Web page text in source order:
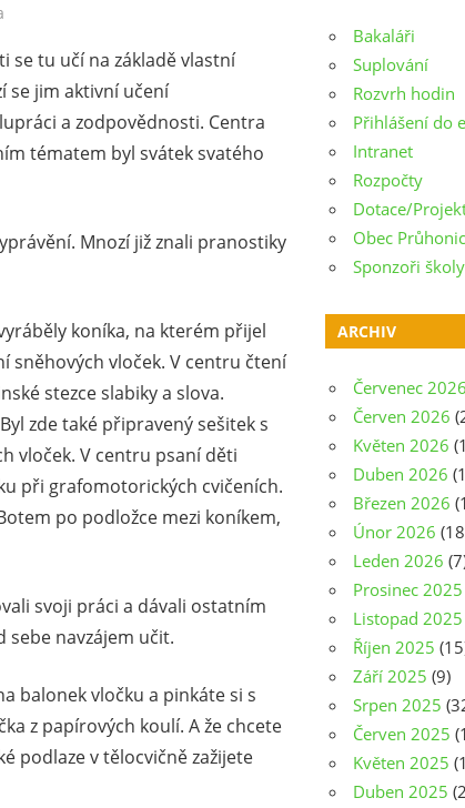
se tu učí na základě vlastní
se jim aktivní učení
a zodpovědnosti. Centra
tématem byl svátek svatého
Mnozí již znali pranostiky
koníka, na kterém přijel
sněhových vloček. V centru čtení
stezce slabiky a slova.
zde také připravený sešitek s
vloček. V centru psaní děti
při grafomotorických cvičeních.
po podložce mezi koníkem,
svoji práci a dávali ostatním
navzájem učit.
balonek vločku a pinkáte si s
z papírových koulí. A že chcete
podlaze v tělocvičně zažijete
Bakaláři
Suplování
Rozvrh hodin
Přihlášení do
Intranet
Rozpočty
Dotace/
Obec
Sponzoři školy
ARCHIV
Červenec 2026
Červen 2026
Květen 2026
Duben 2026
Březen 2026
Únor 2026
Leden 2026
Prosinec 2025
Listopad 2025
Říjen 2025
Září 2025 (9)
Srpen 2025
Červen 2025
Květen 2025
Duben 2025